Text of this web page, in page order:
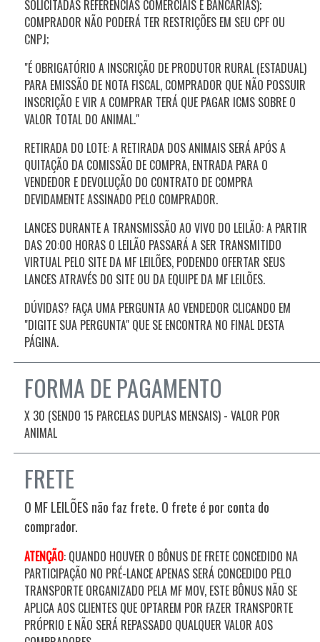
SOLICITADAS REFERÊNCIAS COMERCIAIS E BANCÁRIAS);
COMPRADOR NÃO PODERÁ TER RESTRIÇÕES EM SEU CPF OU
CNPJ;
"É OBRIGATÓRIO A INSCRIÇÃO DE PRODUTOR RURAL (ESTADUAL)
PARA EMISSÃO DE NOTA FISCAL, COMPRADOR QUE NÃO POSSUIR
INSCRIÇÃO E VIR A COMPRAR TERÁ QUE PAGAR ICMS SOBRE O
VALOR TOTAL DO ANIMAL."
RETIRADA DO LOTE: A RETIRADA DOS ANIMAIS SERÁ APÓS A
QUITAÇÃO DA COMISSÃO DE COMPRA, ENTRADA PARA O
VENDEDOR E DEVOLUÇÃO DO CONTRATO DE COMPRA
DEVIDAMENTE ASSINADO PELO COMPRADOR.
LANCES DURANTE A TRANSMISSÃO AO VIVO DO LEILÃO: A PARTIR
DAS 20:00 HORAS O LEILÃO PASSARÁ A SER TRANSMITIDO
VIRTUAL PELO SITE DA MF LEILÕES, PODENDO OFERTAR SEUS
LANCES ATRAVÉS DO SITE OU DA EQUIPE DA MF LEILÕES.
DÚVIDAS? FAÇA UMA PERGUNTA AO VENDEDOR CLICANDO EM
"DIGITE SUA PERGUNTA" QUE SE ENCONTRA NO FINAL DESTA
PÁGINA.
FORMA DE PAGAMENTO
X 30 (SENDO 15 PARCELAS DUPLAS MENSAIS) - VALOR POR
ANIMAL
FRETE
O MF LEILÕES não faz frete. O frete é por conta do
comprador.
ATENÇÃO: QUANDO HOUVER O BÔNUS DE FRETE CONCEDIDO NA
PARTICIPAÇÃO NO PRÉ-LANCE APENAS SERÁ CONCEDIDO PELO
TRANSPORTE ORGANIZADO PELA MF MOV, ESTE BÔNUS NÃO SE
APLICA AOS CLIENTES QUE OPTAREM POR FAZER TRANSPORTE
PRÓPRIO E NÃO SERÁ REPASSADO QUALQUER VALOR AOS